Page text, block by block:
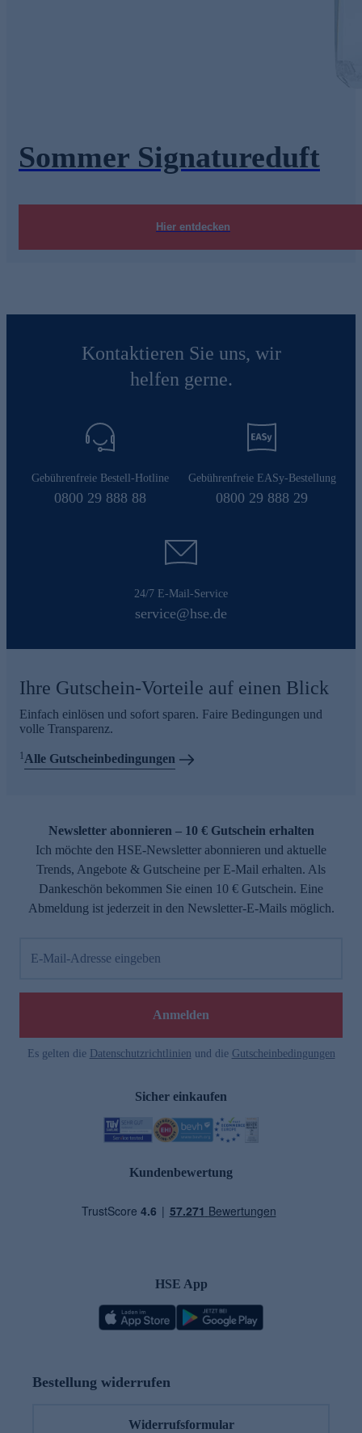
Sommer Signatureduft
Hier entdecken
Kontaktieren Sie uns, wir
helfen gerne.
Gebührenfreie Bestell-Hotline
0800 29 888 88
Gebührenfreie EASy-Bestellung
0800 29 888 29
24/7 E-Mail-Service
service@hse.de
Ihre Gutschein-Vorteile auf einen Blick
Einfach einlösen und sofort sparen. Faire Bedingungen und
volle Transparenz.
1Alle Gutscheinbedingungen
Newsletter abonnieren – 10 € Gutschein erhalten
Ich möchte den HSE-Newsletter abonnieren und aktuelle
Trends, Angebote & Gutscheine per E-Mail erhalten. Als
Dankeschön bekommen Sie einen 10 € Gutschein. Eine
Abmeldung ist jederzeit in den Newsletter-E-Mails möglich.
E-Mail-Adresse eingeben
Anmelden
Es gelten die Datenschutzrichtlinien und die Gutscheinbedingungen
Sicher einkaufen
Kundenbewertung
HSE App
Bestellung widerrufen
Widerrufsformular